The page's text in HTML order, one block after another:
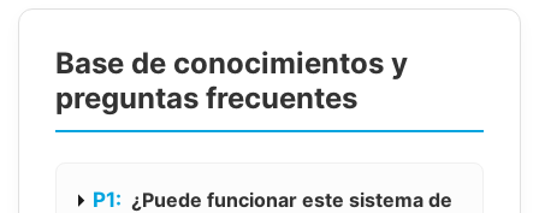
Base de conocimientos y
preguntas frecuentes
P1: ¿Puede funcionar este sistema de